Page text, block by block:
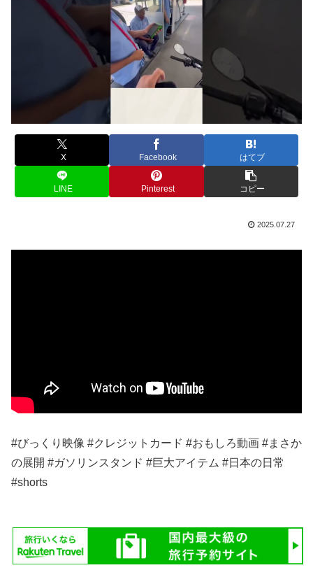
X Facebook はてブ
LINE Pinterest コピー
2025.07.27
#びっくり映像 #クレジットカード #おもしろ動画 #まさか
の展開 #ガソリンスタンド #巨大アイテム #日本の日常
#shorts